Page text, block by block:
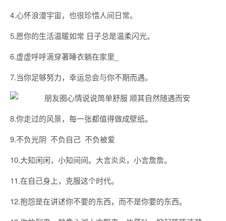
4.心怀浪漫宇宙，也很珍惜人间日常。
5.愿你的生活温暖如常 日子总是温柔闪光。
6.虚虚呼呼滴穿著睡衣躺在家里_
7.当你足够努力，幸运总会与你不期而遇。
8.你走过的风景，每一张都值得做成壁纸。
9.不负光阴 不负自己 不负被爱
10.大知闲闲，小知间间。大言炎炎，小言詹詹。
11.在自己身上，克服这个时代。
12.抱怨是在讲述你不要的东西，而不是你要的东西。